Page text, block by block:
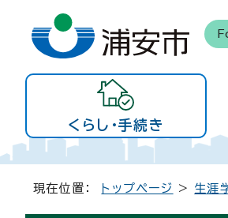
くらし・手続き
現在位置： トップページ > 生涯